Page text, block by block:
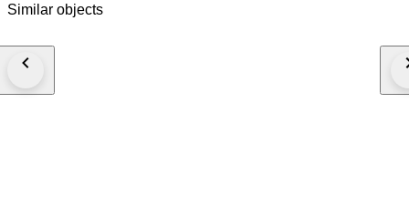
assicurativa completa in caso di smarrimento o danneggiamento
formazione naturale, offrendo elevata purezza e caratteristiche simili alle
Similar objects